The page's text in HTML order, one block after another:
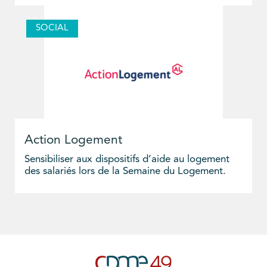
SOCIAL
Action Logement
Sensibiliser aux dispositifs d’aide au logement
des salariés lors de la Semaine du Logement.